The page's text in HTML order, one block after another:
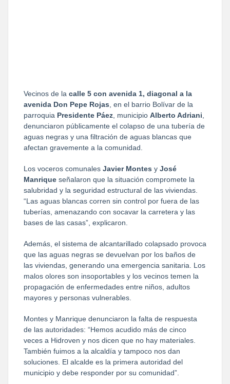
Vecinos de la calle 5 con avenida 1, diagonal a la
avenida Don Pepe Rojas , en el barrio Bolívar de la
parroquia Presidente Páez , municipio Alberto Adriani
denunciaron públicamente el colapso de una tubería de
aguas negras y una filtración de aguas blancas que
afectan gravemente a la comunidad.
Los voceros comunales Javier Montes y José
Manrique señalaron que la situación compromete la
salubridad y la seguridad estructural de las viviendas.
“Las aguas blancas corren sin control por fuera de las
tuberías, amenazando con socavar la carretera y las
bases de las casas”, explicaron.
Además, el sistema de alcantarillado colapsado provoca
que las aguas negras se devuelvan por los baños de
las viviendas, generando una emergencia sanitaria. Los
malos olores son insoportables y los vecinos temen la
propagación de enfermedades entre niños, adultos
mayores y personas vulnerables.
Montes y Manrique denunciaron la falta de respuesta
de las autoridades: “Hemos acudido más de cinco
veces a Hidroven y nos dicen que no hay materiales.
También fuimos a la alcaldía y tampoco nos dan
soluciones. El alcalde es la primera autoridad del
municipio y debe responder por su comunidad”.